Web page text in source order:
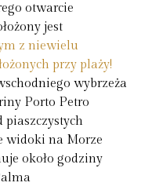
otwarcie
jest
z niewielu
przy plaży!
wybrzeża
Porto Petro
piaszczystych
widoki na Morze
około godziny